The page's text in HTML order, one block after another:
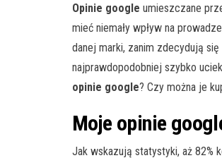
Opinie google umieszczane
mieć niemały wpływ na
danej marki, zanim zdecydują
najprawdopodobniej szybko
opinie google? Czy można je
Moje opinie
Jak wskazują statystyki, aż 82%